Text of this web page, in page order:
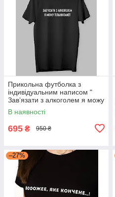
Прикольна футболка з
індивідуальним написом "
Завʼязати з алкоголем я можу
тільки пакет"
В наявності
695 ₴ 950 ₴
–27%